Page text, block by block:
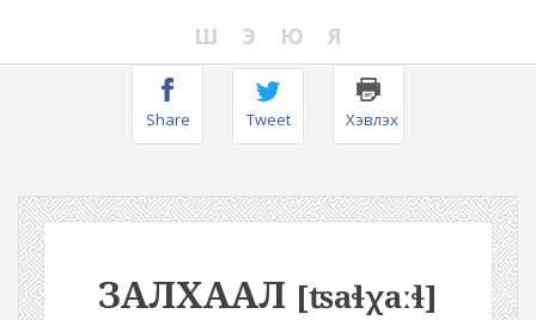
Ш
Э Ю Я
Share Tweet Хэвлэх
ЗАЛХААЛ [ʦaɬχaːɬ]